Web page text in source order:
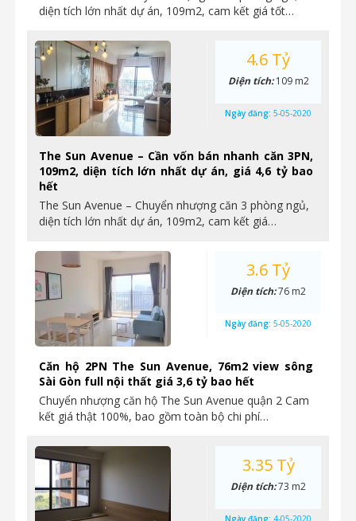
diện tích lớn nhất dự án, 109m2, cam kết giá tốt…
The Sun Avenue – Cần vốn bán nhanh căn 3PN,
109m2, diện tích lớn nhất dự án, giá 4,6 tỷ bao
hết
The Sun Avenue – Chuyển nhượng căn 3 phòng ngủ,
diện tích lớn nhất dự án, 109m2, cam kết giá…
4.6 Tỷ
Diện tích:109 m2
Ngày đăng: 5-05-2020
Căn hộ 2PN The Sun Avenue, 76m2 view sông
Sài Gòn full nội thất giá 3,6 tỷ bao hết
Chuyển nhượng căn hộ The Sun Avenue quận 2 Cam
kết giá thật 100%, bao gồm toàn bộ chi phí…
3.6 Tỷ
Diện tích:76 m2
Ngày đăng: 5-05-2020
3.35 Tỷ
Diện tích:73 m2
Ngày đăng: 4-05-2020